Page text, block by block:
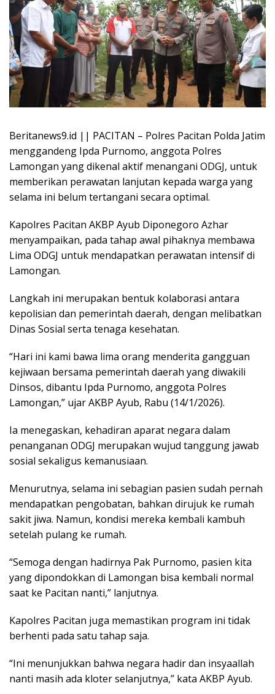
Beritanews9.id || PACITAN – Polres Pacitan Polda Jatim
menggandeng Ipda Purnomo, anggota Polres
Lamongan yang dikenal aktif menangani ODGJ, untuk
memberikan perawatan lanjutan kepada warga yang
selama ini belum tertangani secara optimal.
Kapolres Pacitan AKBP Ayub Diponegoro Azhar
menyampaikan, pada tahap awal pihaknya membawa
Lima ODGJ untuk mendapatkan perawatan intensif di
Lamongan.
Langkah ini merupakan bentuk kolaborasi antara
kepolisian dan pemerintah daerah, dengan melibatkan
Dinas Sosial serta tenaga kesehatan.
“Hari ini kami bawa lima orang menderita gangguan
kejiwaan bersama pemerintah daerah yang diwakili
Dinsos, dibantu Ipda Purnomo, anggota Polres
Lamongan,” ujar AKBP Ayub, Rabu (14/1/2026).
Ia menegaskan, kehadiran aparat negara dalam
penanganan ODGJ merupakan wujud tanggung jawab
sosial sekaligus kemanusiaan.
Menurutnya, selama ini sebagian pasien sudah pernah
mendapatkan pengobatan, bahkan dirujuk ke rumah
sakit jiwa. Namun, kondisi mereka kembali kambuh
setelah pulang ke rumah.
“Semoga dengan hadirnya Pak Purnomo, pasien kita
yang dipondokkan di Lamongan bisa kembali normal
saat ke Pacitan nanti,” lanjutnya.
Kapolres Pacitan juga memastikan program ini tidak
berhenti pada satu tahap saja.
“Ini menunjukkan bahwa negara hadir dan insyaallah
nanti masih ada kloter selanjutnya,” kata AKBP Ayub.